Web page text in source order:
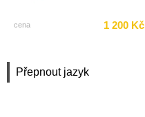
Přepnout jazyk
cena 1 200 Kč